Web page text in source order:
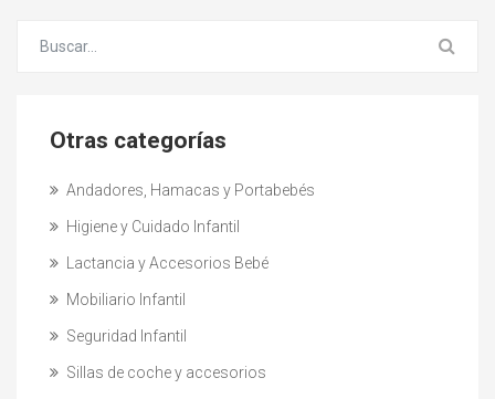
Otras categorías
Andadores, Hamacas y Portabebés
Higiene y Cuidado Infantil
Lactancia y Accesorios Bebé
Mobiliario Infantil
Seguridad Infantil
Sillas de coche y accesorios